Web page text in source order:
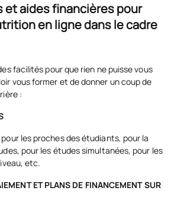
et aides financières pour
en ligne dans le cadre
facilités pour que rien ne puisse vous
vous former et de donner un coup de
:
les proches des étudiants, pour la
pour les études simultanées, pour les
etc.
ET PLANS DE FINANCEMENT SUR